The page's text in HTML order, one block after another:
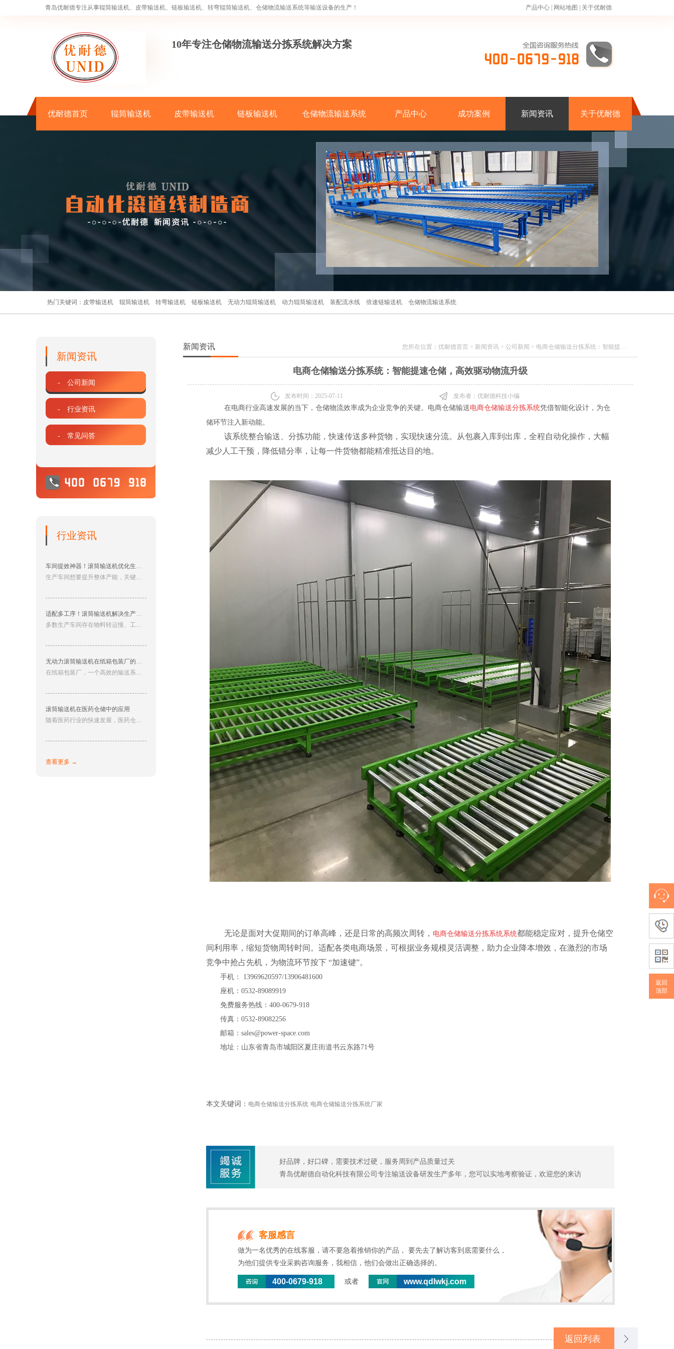
青岛优耐德专注从事辊筒输送机、皮带输送机、链板输送机、转弯辊筒输送机、仓储物流输送系统等输送设备的生产！ 产品中心 网站地图 关于优耐德
10年专注仓储物流输送分拣系统解决方案
优耐德首页 辊筒输送机 皮带输送机 链板输送机 仓储物流输送系统 产品中心 成功案例 新闻资讯 关于优耐德
热门关键词： 皮带输送机 辊筒输送机 转弯输送机 链板输送机 无动力辊筒输送机 动力辊筒输送机 装配流水线 倍速链输送机 仓储物流输送系统
新闻资讯
- 公司新闻
- 行业资讯
- 常见问答
行业资讯
生产车间想要提升整体产能，关键在于打通物料输送的流转瓶颈，告别低效的人工搬运模式。滚筒输送机是车间自动化改造的核心设备，适配组装、加工、打包、成品出库等全工序场景，完美适配各类中小型生产车间使用。
适配多工序！滚筒输送机解决生产车间输送难题
滚筒输送机在医药仓储中的应用
查看更多 →
新闻资讯 您所在位置：优耐德首页 > 新闻资讯 >公司新闻 > 电商仓储输送分拣系统：智能提速仓储，高效驱动物流升级
电商仓储输送分拣系统：智能提速仓储，高效驱动物流升级
发布时间：2025-07-11 发布者：优耐德科技小编
在电商行业高速发展的当下，仓储物流效率成为企业竞争的关键。电商仓储输送电商仓储输送分拣系统凭借智能化设计，为仓
储环节注入新动能。
该系统整合输送、分拣功能，快速传送多种货物，实现快速分流。从包裹入库到出库，全程自动化操作，大幅
减少人工干预，降低错分率，让每一件货物都能精准抵达目的地。
无论是面对大促期间的订单高峰，还是日常的高频次周转， 电商仓储输送分拣系统系统都能稳定应对，提升仓储空
间利用率，缩短货物周转时间。适配各类电商场景，可根据业务规模灵活调整，助力企业降本增效，在激烈的市场
竞争中抢占先机，为物流环节按下 “加速键”。
手机： 13969620597/13906481600
座机：0532-89089919
免费服务热线：400-0679-918
传真：0532-89082256
邮箱：sales@power-space.com
地址：山东省青岛市城阳区夏庄街道书云东路71号
本文关键词： 电商仓储输送分拣系统 电商仓储输送分拣系统厂家
好品牌，好口碑，需要技术过硬，服务周到产品质量过关
青岛优耐德自动化科技有限公司专注输送设备研发生产多年，您可以实地考察验证，欢迎您的来访
客服感言
做为一名优秀的在线客服，请不要急着推销你的产品， 要先去了解访客到底需要什么，
为他们提供专业采购咨询服务，我相信，他们会做出正确选择的。
400-0679-918 或者 www.qdlwkj.com
返回列表
返回
顶部